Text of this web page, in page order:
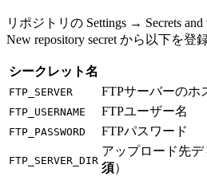
リポジトリの Settings → Secrets
New repository secret から以下を登
シークレット名
FTP_SERVER FTPサーバーのホ
FTP_USERNAME FTPユーザー名
FTP_PASSWORD FTPパスワード
FTP_SERVER_DIR
アップロード先
須）